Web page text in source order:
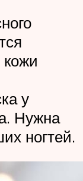
кожи
у
Нужна
ногтей.